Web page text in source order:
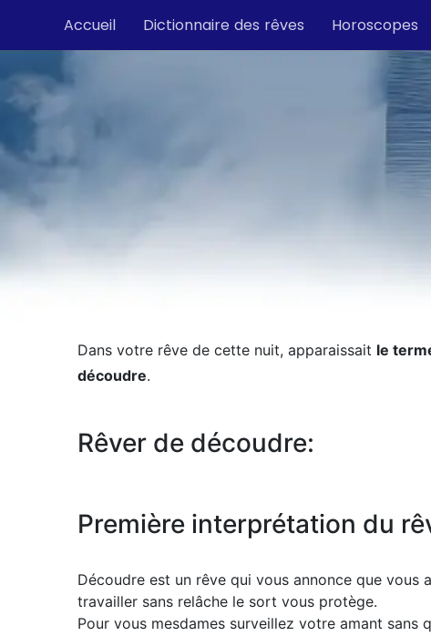
Accueil Dictionnaire des rêves Horoscopes
Dans votre rêve de cette nuit, apparaissait le
découdre.
Rêver de découdre:
Première interprétation du
Découdre est un rêve qui vous annonce que
travailler sans relâche le sort vous protège.
Pour vous mesdames surveillez votre amant sans